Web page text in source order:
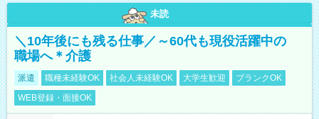
未読
＼10年後にも残る仕事／～60代も現役活躍中の
職場へ＊介護
派遣 職種未経験OK 社会人未経験OK 大学生歓迎
ブランクOK
WEB登録・面接OK